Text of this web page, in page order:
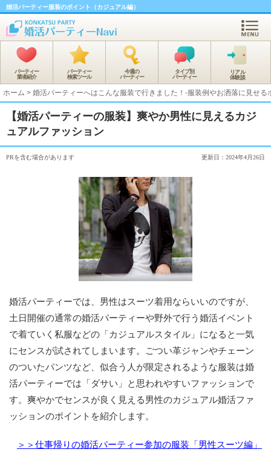
婚活パーティー服装のポイント（カジュアル編）
パーティー
業者紹介
パーティー
検索ツール
今週の
パーティー
タイプ別
パーティー
リアル
体験談
ホーム > 婚活パーティーへはこんな服装で行きました！-服装例やお洒落に見せる
【婚活パーティーの服装】爽やか男性に見えるカジ
ュアルファッション
PRを含む場合があります 更新日：2024年4月26日
婚活パーティーでは、男性はスーツ着用ならいいのですが、
土日開催の通常の婚活パーティーや野外で行う婚活イベント
で着ていく私服などの「カジュアルスタイル」になると一気
にセンスが試されてしまいます。ごつい革ジャンやチェーン
のついたパンツなど、似合う人が限定されるような服装は婚
活パーティーでは「ダサい」と思われやすいファッションで
す。爽やかでセンスが良く見える男性のカジュアル婚活ファ
ッションのポイントを紹介します。
＞＞仕事帰りの婚活パーティー参加の服装「男性スーツ編」